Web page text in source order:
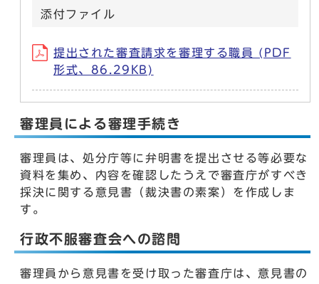
添付ファイル
提出された審査請求を審理する職員 (PDF
形式、86.29KB)
審理員による審理手続き
審理員は、処分庁等に弁明書を提出させる等必要な
資料を集め、内容を確認したうえで審査庁がすべき
採決に関する意見書（裁決書の素案）を作成しま
す。
行政不服審査会への諮問
審理員から意見書を受け取った審査庁は、意見書の